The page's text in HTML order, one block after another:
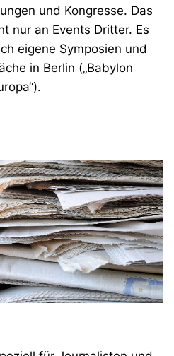
und Kongresse. Das
nur an Events Dritter. Es
eigene Symposien und
in Berlin („Babylon